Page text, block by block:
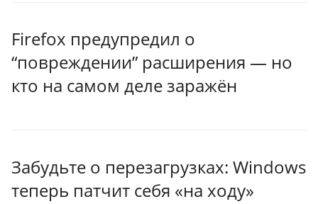
Firefox предупредил о
“повреждении” расширения — но
кто на самом деле заражён
Забудьте о перезагрузках: Windows
теперь патчит себя «на ходу»